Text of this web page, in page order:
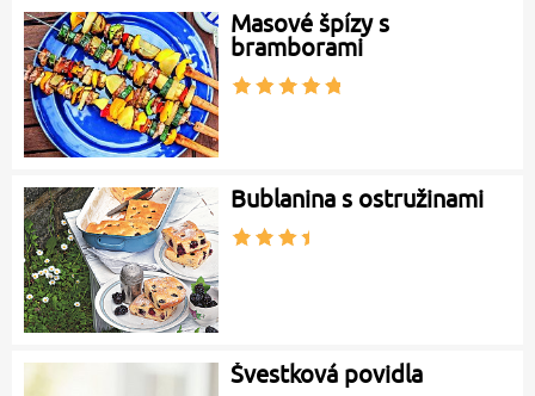
Masové špízy s
bramborami
Bublanina s ostružinami
Švestková povidla